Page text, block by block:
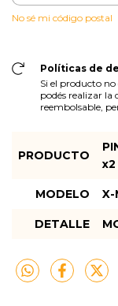
No sé mi código postal
Políticas de
Si el producto
podés realizar la
reembolsable,
PRODUCTO
x2
MODELO X-
DETALLE